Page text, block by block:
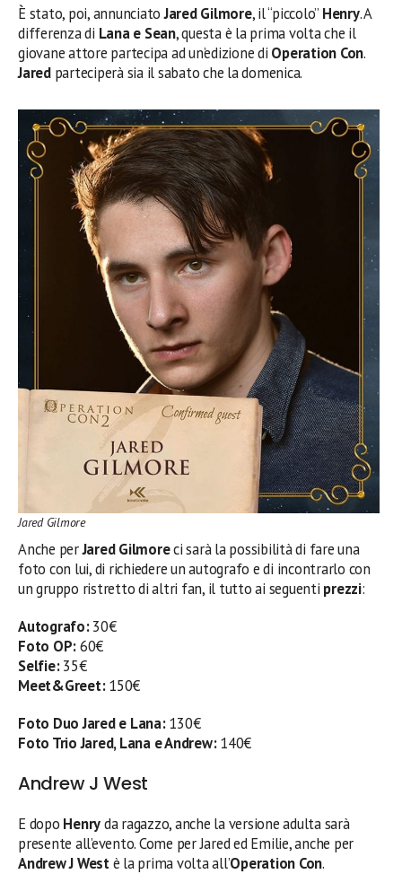
È stato, poi, annunciatoJared Gilmore, il “piccolo” Henry. A
differenza di Lana e Sean, questa è la prima volta che il
giovane attore partecipa ad un’edizione di Operation Con.
Jaredparteciperà sia il sabato che la domenica.
Jared Gilmore
Anche perJared Gilmoreci sarà la possibilità di fare una
foto con lui, di richiedere un autografo e di incontrarlo con
un gruppo ristretto di altri fan, il tutto ai seguenti prezzi:
Autografo:30€
Foto OP:60€
Selfie:35€
Meet&Greet:150€
Foto Duo Jared e Lana:130€
Foto Trio Jared, Lana e Andrew:140€
Andrew J West
E dopo Henryda ragazzo, anche la versione adulta sarà
presente all’evento. Come per Jared ed Emilie, anche per
Andrew J Westè la prima volta all’Operation Con.